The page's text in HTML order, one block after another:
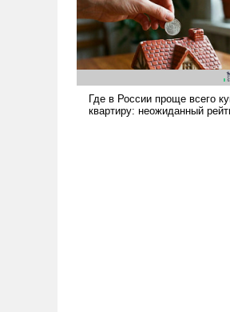
Еревану за свои поступки не
нужно отвечать.